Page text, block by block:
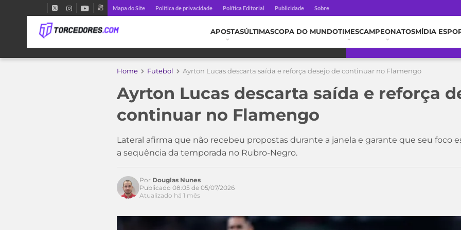
Mapa do Site Política de privacidade Política Editorial Publicidade Sobre
APOSTASÚLTIMASCOPA DO MUNDOTIMESCAMPEONATOSMÍDIA
Home Futebol Ayrton Lucas descarta saída e reforça desejo de continuar no Flamengo
Ayrton Lucas descarta saída e reforça
continuar no Flamengo
Lateral afirma que não recebeu propostas durante a janela e garante que seu foco
a sequência da temporada no Rubro-Negro.
Por Douglas Nunes
Publicado 08:05 de 05/07/2026
Atualizado há 1 mês